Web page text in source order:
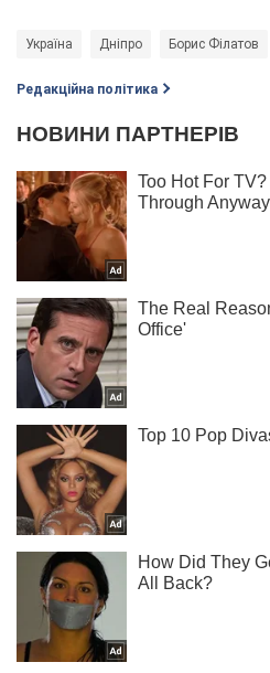
Україна Дніпро Борис Філатов
Редакційна політика